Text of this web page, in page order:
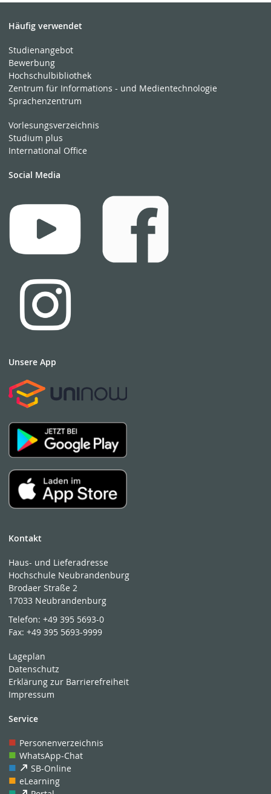
Häufig verwendet
Studienangebot
Bewerbung
Hochschulbibliothek
Zentrum für Informations - und Medientechnologie
Sprachenzentrum
Vorlesungsverzeichnis
Studium plus
International Office
Social Media
Unsere App
Kontakt
Haus- und Lieferadresse
Hochschule Neubrandenburg
Brodaer Straße 2
17033 Neubrandenburg
Telefon:+49 395 5693-0
Fax:+49 395 5693-9999
Lageplan
Datenschutz
Erklärung zur Barrierefreiheit
Impressum
Service
Personenverzeichnis
WhatsApp-Chat
SB-Online
eLearning